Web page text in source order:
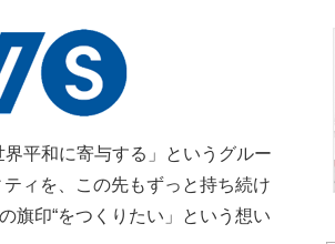
平和に寄与する」というグルー
ィを、この先もずっと持ち続け
旗印“をつくりたい」という想い